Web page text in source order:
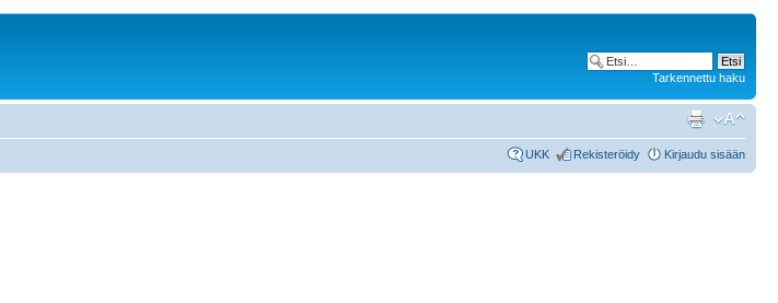
Tarkennettu haku
UKK Rekisteröidy Kirjaudu sisään